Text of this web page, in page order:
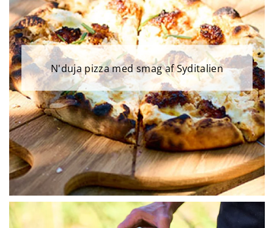
N'duja pizza med smag af Syditalien